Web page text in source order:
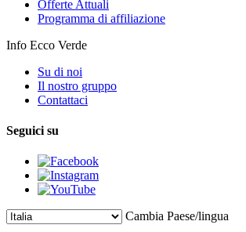
Offerte Attuali
Programma di affiliazione
Info Ecco Verde
Su di noi
Il nostro gruppo
Contattaci
Seguici su
Cambia Paese/lingua